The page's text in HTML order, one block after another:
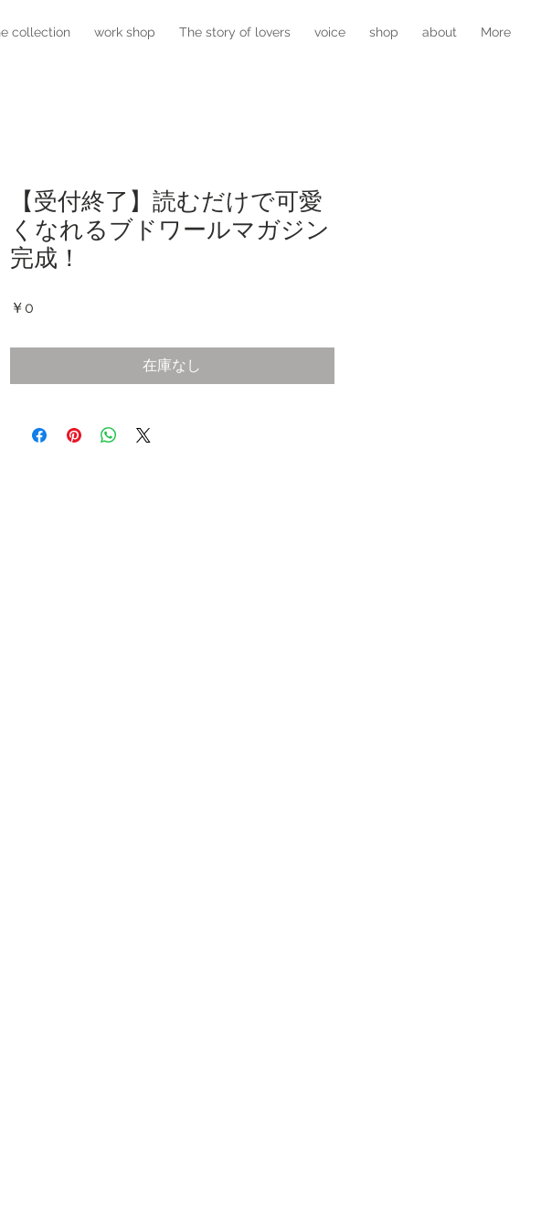
collection work shop The story of lovers voice shop about More
【受付終了】読むだけで可愛
くなれるブドワールマガジン
完成！
￥0価
在庫なし